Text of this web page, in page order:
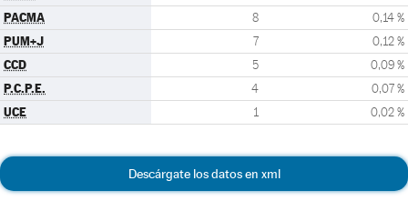
PACMA 8 0,14 %
PUM+J 7 0,12 %
CCD 5 0,09 %
P.C.P.E. 4 0,07 %
UCE 1 0,02 %
Descárgate los datos en xml